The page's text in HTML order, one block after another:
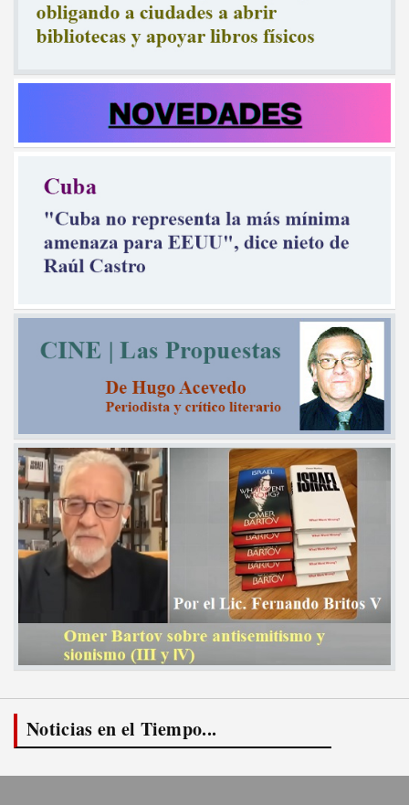
Noticias en el Tiempo...